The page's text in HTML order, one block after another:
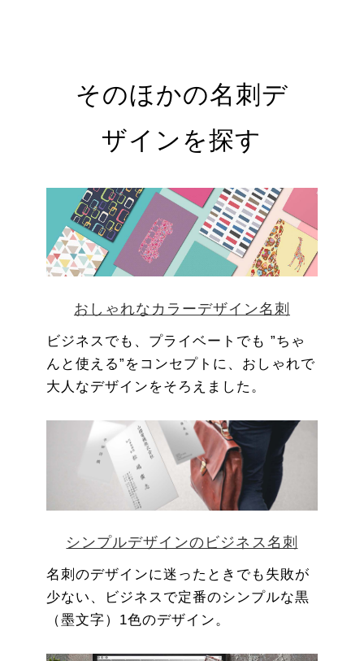
そのほかの名刺デ
ザインを探す
おしゃれなカラーデザイン名刺
ビジネスでも、プライベートでも ”ちゃ
んと使える”をコンセプトに、おしゃれで
大人なデザインをそろえました。
シンプルデザインのビジネス名刺
名刺のデザインに迷ったときでも失敗が
少ない、ビジネスで定番のシンプルな黒
（墨文字）1色のデザイン。